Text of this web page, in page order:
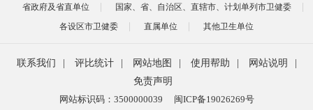
省政府及省直单位
国家、省、自治区、直辖市、计划单列市卫健委
各设区市卫健委
直属单位 其他卫生单位
联系我们 评比统计 网站地图 使用帮助 网站说明
免责声明
网站标识码：3500000039
闽ICP备19026269号